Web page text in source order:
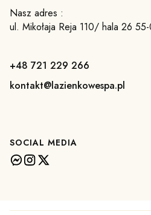
Nasz adres :
ul. Mikołaja Reja 110/ hala 26
+48 721 229 266
kontakt@lazienkowespa.pl
SOCIAL MEDIA